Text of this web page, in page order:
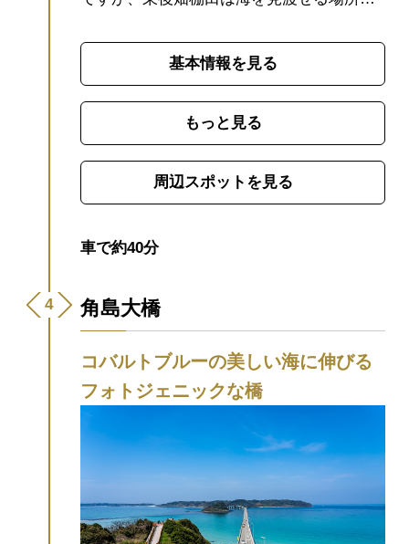
ンはまさに絶景！景観の美しさ、環境の保
全活動などの取り組みが認められ、「日本
5～8月頃には、日没後棚田の向こうに
イカ釣り漁船の漁火が見え、ひときわ美し
さが際立ちます。その光景をカメラに収め
ようと、多くのカメラマンが訪れます。
下旬頃漁火：５月中旬～８月上旬頃
め、水田の反射状況が変わってきます
以降、段々と漁場が沖に移動していくた
の夜、天候の悪い日には、漁に出ない方が
多いため、漁り火は少なくなります
基本情報を見る
もっと見る
周辺スポットを見る
車で約40分
角島大橋
コバルトブルーの美しい海に伸びる
フォトジェニックな橋